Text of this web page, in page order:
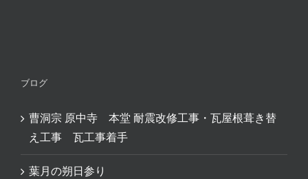
ブログ
曹洞宗 原中寺 本堂 耐震改修工事・瓦屋根葺き替
え工事 瓦工事着手
葉月の朔日参り